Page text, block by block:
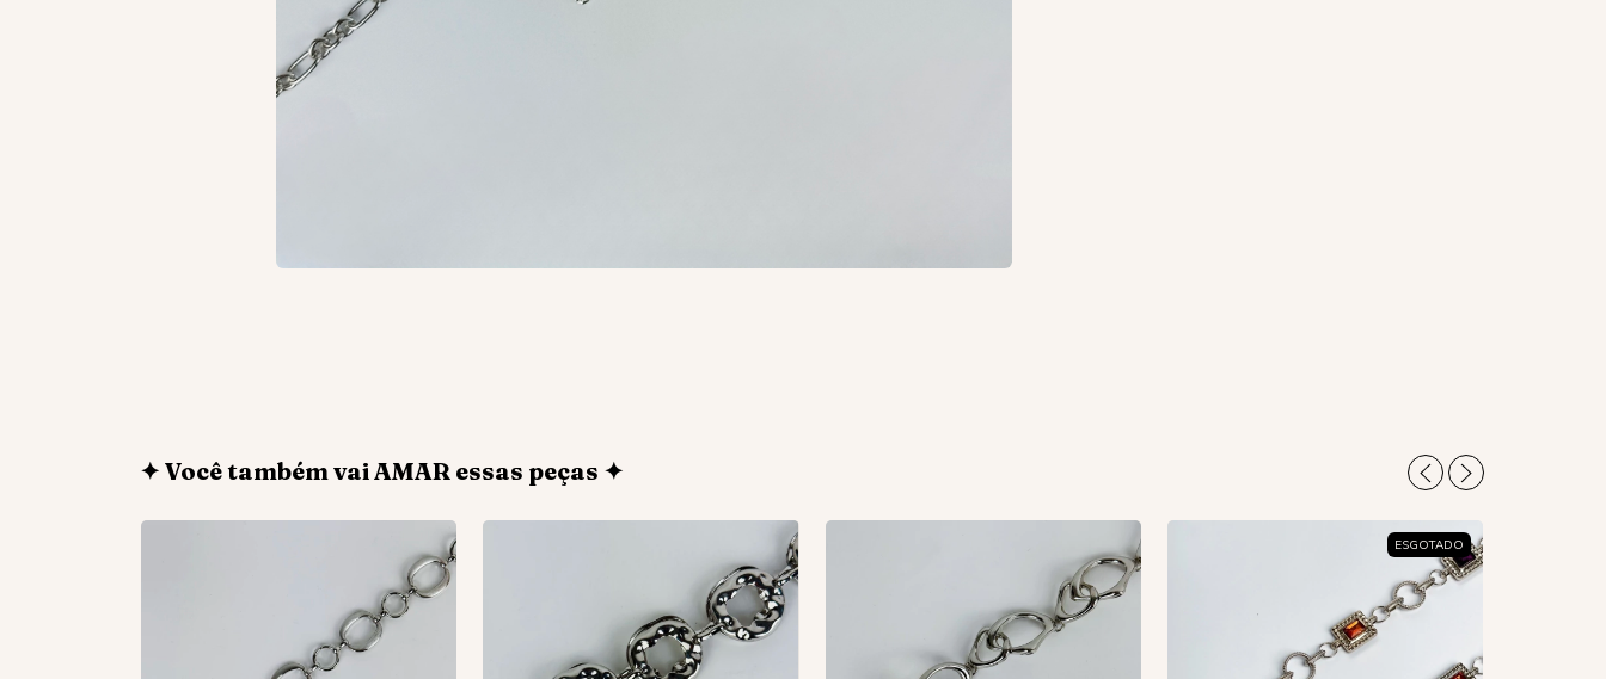
✦ Você também vai AMAR essas peças ✦
ESGOTADO